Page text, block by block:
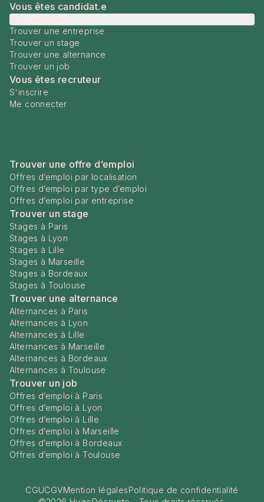
Vous êtes candidat.e
Trouver une entreprise
Trouver un stage
Trouver une alternance
Trouver un job
Vous êtes recruteur
S'inscrire
Me connecter
Trouver une offre d’emploi
Offres d’emploi par localisation
Offres d’emploi par type d’emploi
Offres d’emploi par entreprise
Trouver un stage
Stages à Paris
Stages à Lyon
Stages à Lille
Stages à Marseille
Stages à Bordeaux
Stages à Toulouse
Trouver une alternance
Alternances à Paris
Alternances à Lyon
Alternances à Lille
Alternances à Marseille
Alternances à Bordeaux
Alternances à Toulouse
Trouver un job
Offres d’emploi à Paris
Offres d’emploi à Lyon
Offres d’emploi à Lille
Offres d’emploi à Marseille
Offres d’emploi à Bordeaux
Offres d’emploi à Toulouse
CGUCGVMention légalesPolitique de confidentialité